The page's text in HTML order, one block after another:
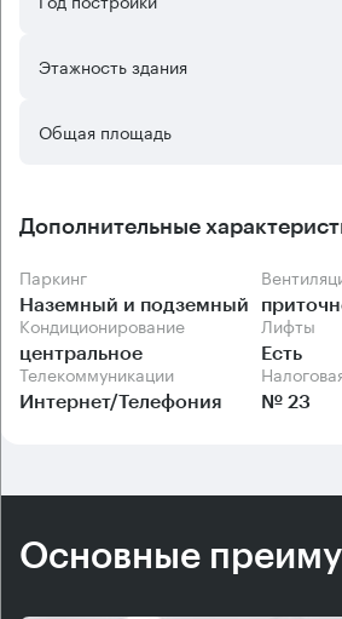
Этажность здания
Общая площадь
Дополнительные
Паркинг
Наземный и подземный
Кондиционирование
центральное
Лифты
Есть
Телекоммуникации
Интернет/Телефония № 23
Основные